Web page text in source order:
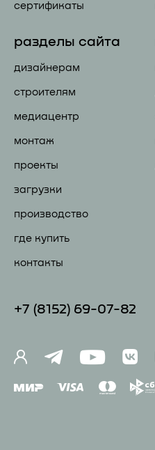
сертификаты
разделы сайта
дизайнерам
строителям
медиацентр
монтаж
проекты
загрузки
производство
где купить
контакты
+7 (81 52) 69-07-82